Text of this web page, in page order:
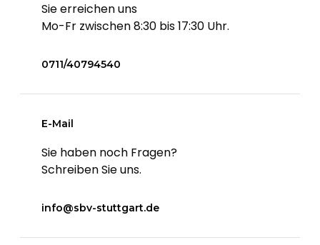
Sie erreichen uns
Mo-Fr zwischen 8:30 bis 17:30 Uhr.
0711/40794540
E-Mail
Sie haben noch Fragen?
Schreiben Sie uns.
info@sbv-stuttgart.de